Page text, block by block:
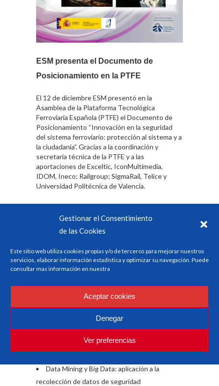
Gestionar el Consentimiento
de las Cookies
Este sitio web utiliza cookies propias y/o de terceros para mejorar nuestros
servicios, elaborar información estadística y optimizar su navegación. Puede
consultar mas información en nuestra
Aceptar cookies
Denegar
Ver preferencias
ESM presenta el Documento de
Posicionamiento en la PTFE
El 12 de diciembre ESM presentó en la
Asamblea de la Plataforma Tecnológica
Ferroviaria Española (PTFE) el Documento de
Posicionamiento “Innovación en la seguridad
del sistema ferroviario: protección al sistema y a
la ciudadanía”. Gracias a la coordinación y
secretaría técnica de la PTFE y a las
aportaciones de Exceltic, IconMultimedia,
IDOM, Ineco; Railgroup; SigmaRail, Telice y
Universidad Politécnica de Valencia.
El Documento hace un recorrido por:
El estado del Arte, en España
La Integración de los Factores Humanos en
la Gestión de la Seguridad Operacional
Entornos Ferroviarios para minimización de
Ciberseguridad en el entorno ferroviario
Sistemas de ayuda para la toma de
decisiones en situaciones críticas. Búsqueda de
Data Mining y Big Data: aplicación a la
recolección de datos de seguridad